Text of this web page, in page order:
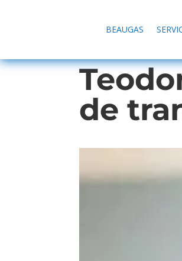
BEAUGAS
de